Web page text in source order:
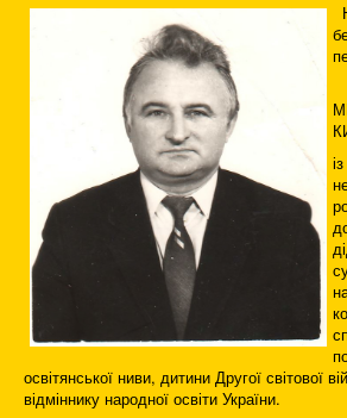
освітянської ниви, дитини Другої світової
відміннику народної освіти України.